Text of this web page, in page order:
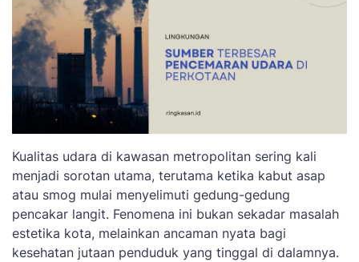
Kualitas udara di kawasan metropolitan sering kali
menjadi sorotan utama, terutama ketika kabut asap
atau smog mulai menyelimuti gedung-gedung
pencakar langit. Fenomena ini bukan sekadar masalah
estetika kota, melainkan ancaman nyata bagi
kesehatan jutaan penduduk yang tinggal di dalamnya.